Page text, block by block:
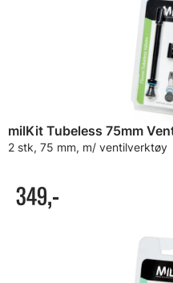
milKit Tubeless 75mm
2 stk, 75 mm, m/ ventilverktøy
349,-